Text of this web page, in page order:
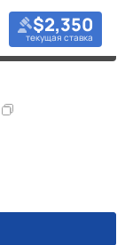
$2,350
текущая ставка